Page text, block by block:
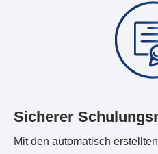
Sicherer
Mit den automatisch